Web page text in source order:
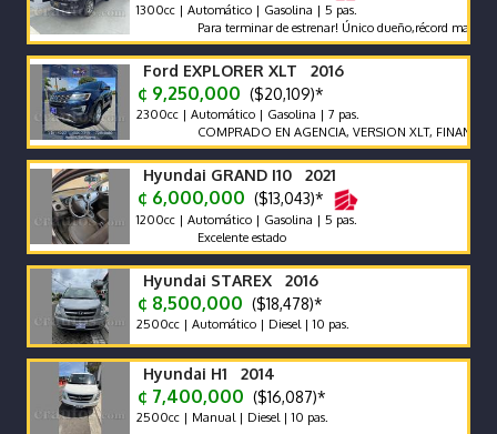
1300cc | Automático | Gasolina | 5 pas.
Para terminar de estrenar! Único dueño,récord mant
Ford EXPLORER XLT 2016
¢ 9,250,000 ($20,109)*
2300cc | Automático | Gasolina | 7 pas.
COMPRADO EN AGENCIA, VERSION XLT,
Hyundai GRAND I10 2021
¢ 6,000,000 ($13,043)*
1200cc | Automático | Gasolina | 5 pas.
Excelente estado
Hyundai STAREX 2016
¢ 8,500,000 ($18,478)*
2500cc | Automático | Diesel | 10 pas.
Hyundai H1 2014
¢ 7,400,000 ($16,087)*
2500cc | Manual | Diesel | 10 pas.